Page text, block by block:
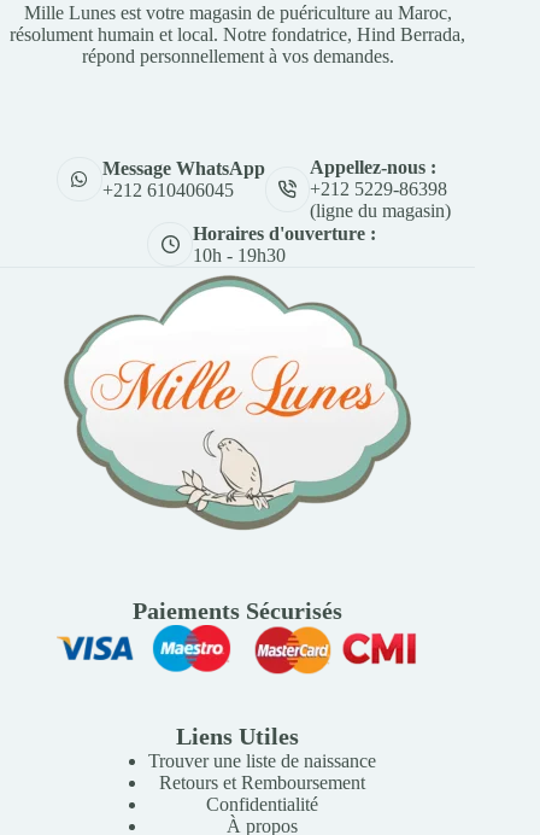
Mille Lunes est votre magasin de puériculture au Maroc,
résolument humain et local. Notre fondatrice, Hind Berrada,
répond personnellement à vos demandes.
Message WhatsApp
+212 610406045
Appellez-nous :
+212 5229-86398
(ligne du magasin)
Horaires d'ouverture :
10h - 19h30
Paiements Sécurisés
Liens Utiles
Trouver une liste de naissance
Retours et Remboursement
Confidentialité
À propos